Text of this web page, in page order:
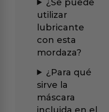
¿Se puede
utilizar
lubricante
con esta
mordaza?
¿Para qué
sirve la
máscara